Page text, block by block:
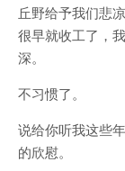
丘野给予我们悲
很早就收工了，
深。
不习惯了。
说给你听我这些
的欣慰。